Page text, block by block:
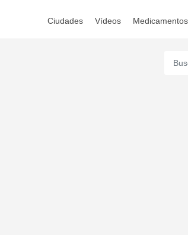
Ciudades Vídeos Medicamentos